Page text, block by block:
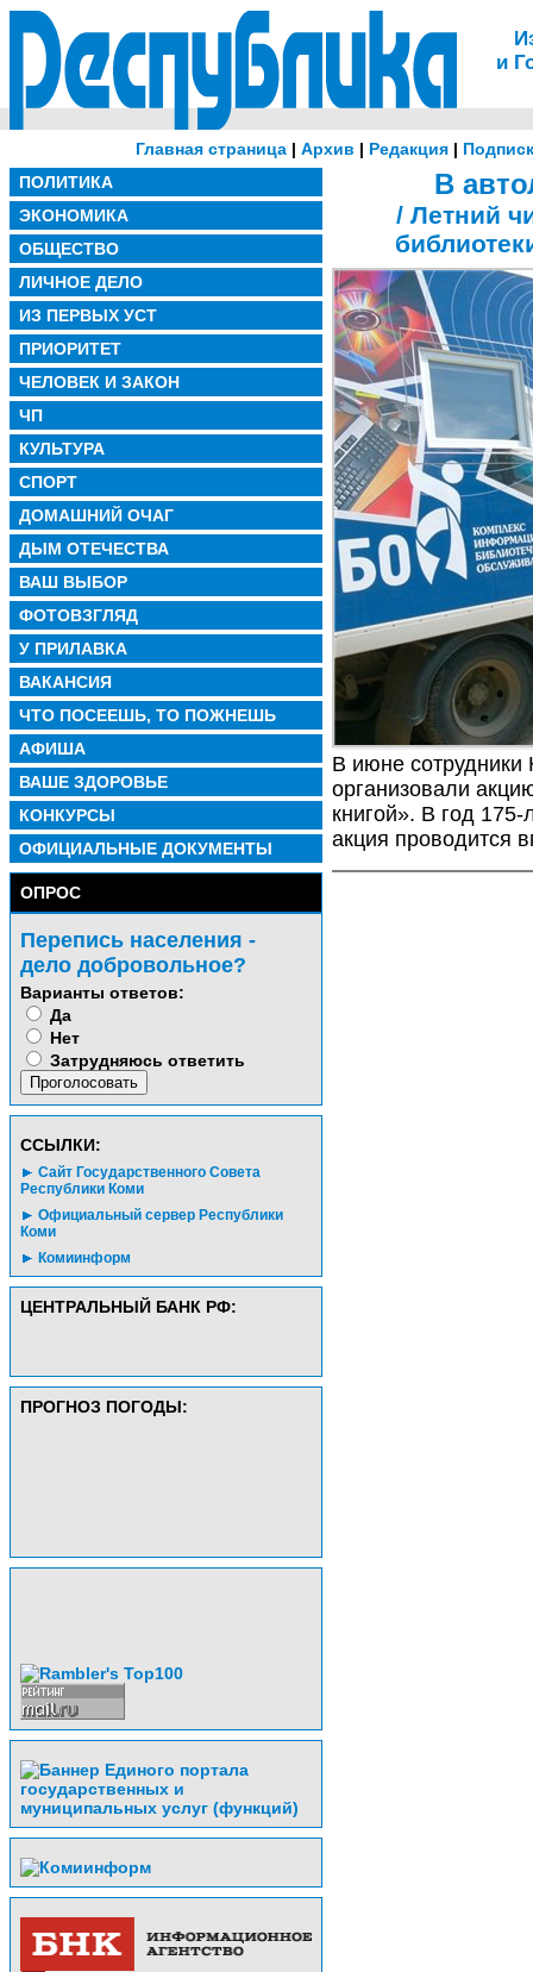
и
Главная страница| Архив | Редакция|
ПОЛИТИКА
ЭКОНОМИКА
ОБЩЕСТВО
ЛИЧНОЕ ДЕЛО
ИЗ ПЕРВЫХ УСТ
ПРИОРИТЕТ
ЧЕЛОВЕК И ЗАКОН
ЧП
КУЛЬТУРА
СПОРТ
ДОМАШНИЙ ОЧАГ
ДЫМ ОТЕЧЕСТВА
ВАШ ВЫБОР
ФОТОВЗГЛЯД
У ПРИЛАВКА
ВАКАНСИЯ
ЧТО ПОСЕЕШЬ, ТО ПОЖНЕШЬ
АФИША
ВАШЕ ЗДОРОВЬЕ
КОНКУРСЫ
ОФИЦИАЛЬНЫЕ ДОКУМЕНТЫ
ОПРОС
Перепись населения -
дело добровольное?
Варианты ответов:
Да
Нет
Затрудняюсь ответить
CСЫЛКИ:
Сайт Государственного Совета
Республики Коми
Официальный сервер Республики
Коми
Комиинформ
ЦЕНТРАЛЬНЫЙ БАНК РФ:
ПРОГНОЗ ПОГОДЫ:
В
/ Летний
В июне сотрудники
организовали
книгой». В год
акция проводится